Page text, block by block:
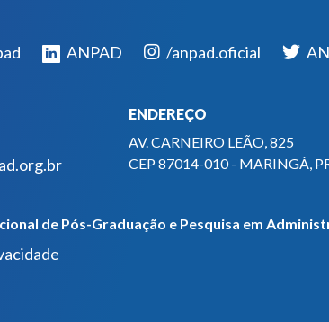
ANPAD /anpad.oficial
ENDEREÇO
AV. CARNEIRO LEÃO, 825
CEP 87014-010 - MARINGÁ,
de Pós-Graduação e Pesquisa em